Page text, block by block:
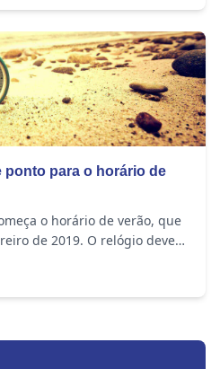
ponto para o horário de
o horário de verão, que
de 2019. O relógio deve